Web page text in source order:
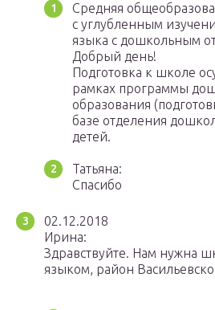
Средняя
с углубленным
языка с дошкольным
Добрый день!
Подготовка к школе
рамках программы
образования
базе отделения
детей.
Татьяна:
Спасибо
02.12.2018
Ирина:
Здравствуйте. Нам нужна
языком, район